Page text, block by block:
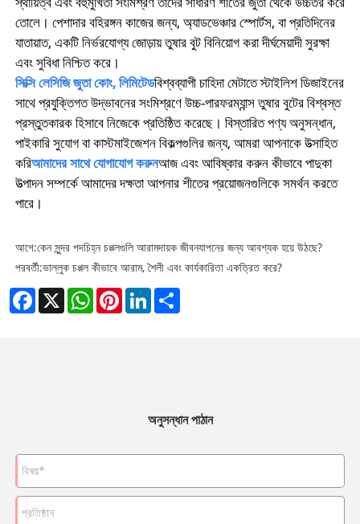
তোলে। পেশাদার বহিরঙ্গন কাজের জন্য, অ্যাডভেঞ্চার স্পোর্টস, বা প্রতিদিনের
যাতায়াত, একটি নির্ভরযোগ্য জোড়ায় তুষার বুট বিনিয়োগ করা দীর্ঘমেয়াদী সুরক্ষা
এবং সুবিধা নিশ্চিত করে।
সিক্সি লেসিজি জুতা কোং, লিমিটেডবিশ্বব্যাপী চাহিদা মেটাতে স্টাইলিশ ডিজাইনের
সাথে প্রযুক্তিগত উদ্ভাবনের সংমিশ্রণে উচ্চ-পারফরম্যান্স তুষার বুটের বিশ্বস্ত
প্রস্তুতকারক হিসাবে নিজেকে প্রতিষ্ঠিত করেছে। বিস্তারিত পণ্য অনুসন্ধান,
পাইকারি সুযোগ বা কাস্টমাইজেশন বিকল্পগুলির জন্য, আমরা আপনাকে উত্সাহিত
করিআমাদের সাথে যোগাযোগ করুনআজ এবং আবিষ্কার করুন কীভাবে পাদুকা
উত্পাদন সম্পর্কে আমাদের দক্ষতা আপনার শীতের প্রয়োজনগুলিকে সমর্থন করতে
পারে।
আগে:কেন সুন্দর পদচিহ্ন চপ্পলগুলি আরামদায়ক জীবনযাপনের জন্য আবশ্যক হয়ে উঠছে?
পরবর্তী:ভাল্লুক চপ্পল কীভাবে আরাম, শৈলী এবং কার্যকারিতা একত্রিত করে?
Facebook
X WhatsAppPinterestLinkedIn
অনুসন্ধান পাঠান